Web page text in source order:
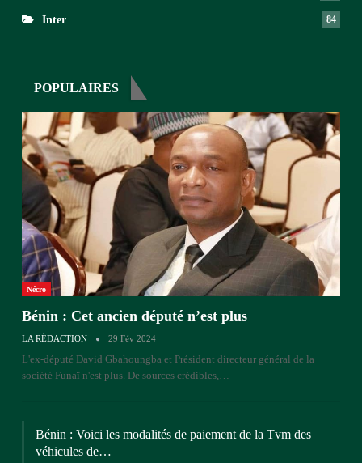
Inter 84
POPULAIRES
Nécro
Bénin : Cet ancien député n’est plus
LA RÉDACTION 29 Fév 2024
L'ex-député David Gbahoungba et Président directeur général de la
société Funaï n'est plus. De sources crédibles,…
Bénin : Voici les modalités de paiement de la Tvm des
véhicules de…